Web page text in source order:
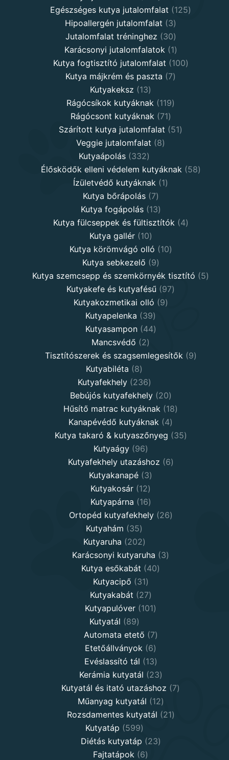
products
Egészséges kutya jutalomfalat 125125
Hipoallergén jutalomfalat 33
products
Jutalomfalat tréninghez 3030
products
Karácsonyi jutalomfalatok 11
product
Kutya fogtisztító jutalomfalat 100100
Kutya májkrém és paszta 77
Kutyakeksz 1313
products
Rágócsíkok kutyáknak 119119
Rágócsont kutyáknak 7171
products
Szárított kutya jutalomfalat 5151
Veggie jutalomfalat 88
Kutyaápolás 332332
products
Élősködők elleni védelem kutyáknak 5858
Ízületvédő kutyáknak 11
Kutya bőrápolás 77
products
Kutya fogápolás 1313
products
Kutya fülcseppek és fültisztítók 44
Kutya gallér 1010
products
Kutya körömvágó olló 1010
Kutya sebkezelő 99
products
Kutya szemcsepp és szemkörnyék tisztító 55
Kutyakefe és kutyafésű 9797
Kutyakozmetikai olló 99
Kutyapelenka 3939
products
Kutyasampon 4444
Mancsvédő 22
products
Tisztítószerek és szagsemlegesítők 99
Kutyabiléta 88
products
Kutyafekhely 236236
products
Bebújós kutyafekhely 2020
products
Hűsítő matrac kutyáknak 1818
Kanapévédő kutyáknak 44
products
Kutya takaró & kutyaszőnyeg 3535
Kutyaágy 9696
products
Kutyafekhely utazáshoz 66
Kutyakanapé 33
products
Kutyakosár 1212
products
Kutyapárna 1616
products
Ortopéd kutyafekhely 2626
Kutyahám 3535
products
Kutyaruha 202202
products
Karácsonyi kutyaruha 33
Kutya esőkabát 4040
Kutyacipő 3131
products
Kutyakabát 2727
products
Kutyapulóver 101101
Kutyatál 8989
products
Automata etető 77
products
Etetőállványok 66
products
Evéslassító tál 1313
products
Kerámia kutyatál 2323
products
Kutyatál és itató utazáshoz 77
Műanyag kutyatál 1212
products
Rozsdamentes kutyatál 2121
Kutyatáp 599599
products
Diétás kutyatáp 2323
Fajtatápok 66